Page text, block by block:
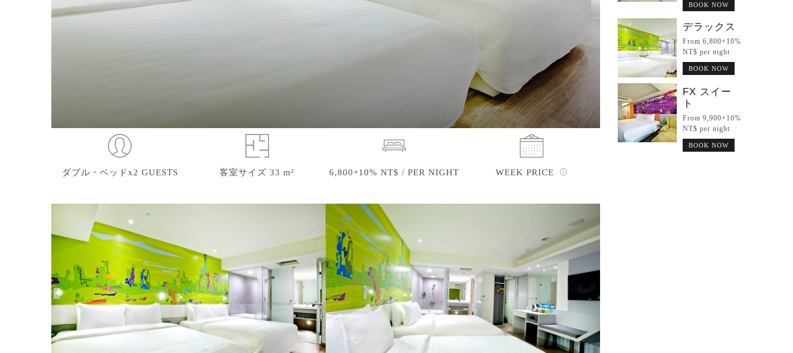
ダブル・ベッドx2 GUESTS 客室サイズ 33 m² 6,800+10% NT$ / PER NIGHT WEEK PRICE
BOOK NOW
デラックス
From 6,800+10%
NT$ per night
BOOK NOW
FX スイー
ト
From 9,900+10%
NT$ per night
BOOK NOW